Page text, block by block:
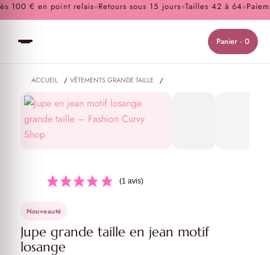
€ en point relais◆Retours sous 15 jours◆ Tailles 42 à 64◆
Panier · 0
ACCUEIL / VÊTEMENTS GRANDE TAILLE
/
ROBES ET JUPES GRANDE TAILLE
JUPE GRANDE TAILLE EN JEAN MOTIF LOSANGE
Nouveauté
Jupe grande taille en jean motif
losange
(1 avis)